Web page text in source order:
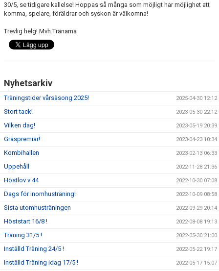
30/5, se tidigare kallelse! Hoppas så många som möjligt har möjlighet att
komma, spelare, föräldrar och syskon är välkomna!
Trevlig helg! Mvh Tränarna
Nyhetsarkiv
Träningstider vårsäsong 2025! 2025-04-30 12:12
Stort tack! 2023-05-30 22:12
Vilken dag! 2023-05-19 20:39
Gräspremiär! 2023-04-23 10:34
Kombihallen 2023-02-13 06:33
Uppehåll 2022-11-28 21:36
Höstlov v 44 2022-10-30 07:08
Dags för inomhusträning! 2022-10-09 08:58
Sista utomhusträningen 2022-09-29 20:14
Höststart 16/8 ! 2022-08-08 19:13
Träning 31/5 ! 2022-05-30 21:00
Inställd Träning 24/5 ! 2022-05-22 19:17
Inställd Träning idag 17/5 ! 2022-05-17 15:07